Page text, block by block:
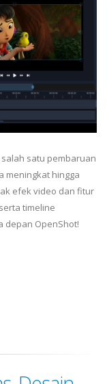
satu pembaruan
meningkat hingga
efek video dan fitur
timeline
depan OpenShot!